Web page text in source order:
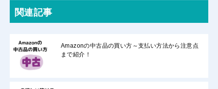
関連記事
Amazonの中古品の買い方～支払い方法から注意点
まで紹介！